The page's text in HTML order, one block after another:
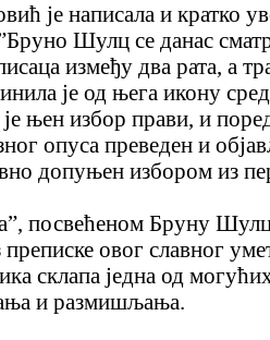
је написала и кратко
Шулц се данас
између два рата, а
је од њега икону
њен избор прави, и
опуса преведен и
допуњен избором из
посвећеном Бруну
овог славног
склапа једна од
и размишљања.